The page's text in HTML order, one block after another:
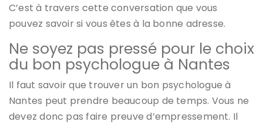
C’est à travers cette conversation que vous
pouvez savoir si vous êtes à la bonne adresse.
Ne soyez pas pressé pour le choix
du bon psychologue à Nantes
Il faut savoir que trouver un bon psychologue à
Nantes peut prendre beaucoup de temps. Vous ne
devez donc pas faire preuve d’empressement. Il